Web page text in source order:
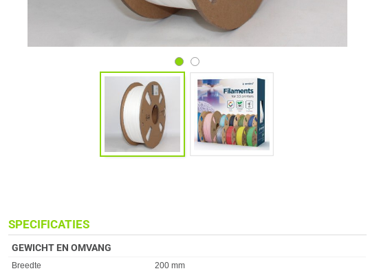
SPECIFICATIES
GEWICHT EN OMVANG
Eigenschap
Breedte
200 mm